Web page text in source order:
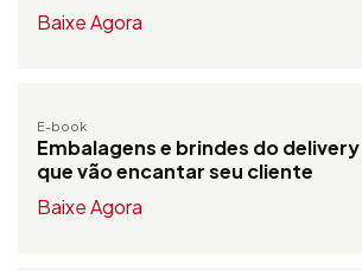
Baixe Agora
E-book
Embalagens e brindes do delivery
que vão encantar seu cliente
Baixe Agora